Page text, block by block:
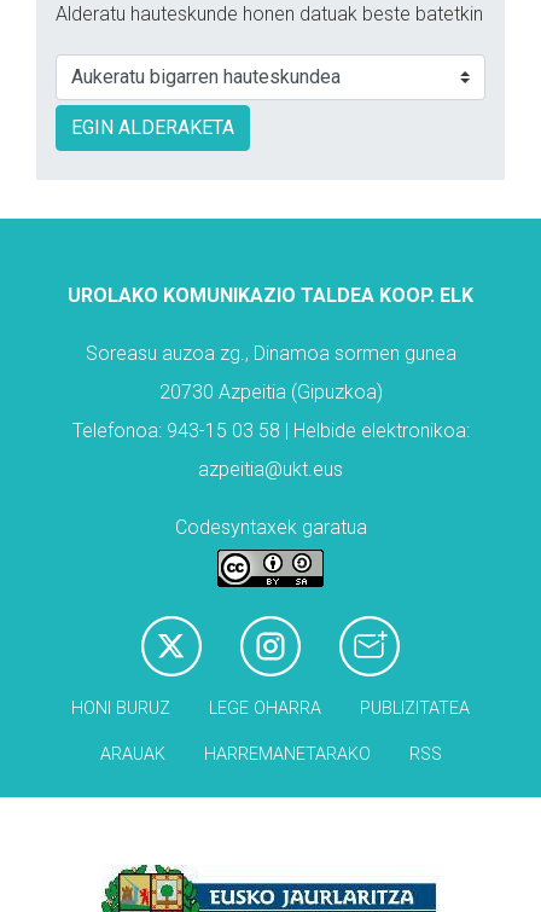
Alderatu hauteskunde honen datuak beste batetkin
EGIN ALDERAKETA
UROLAKO KOMUNIKAZIO TALDEA KOOP. ELK
Soreasu auzoa zg., Dinamoa sormen gunea
20730 Azpeitia (Gipuzkoa)
Telefonoa: 943-15 03 58 | Helbide elektronikoa:
azpeitia@ukt.eus
Codesyntaxek garatua
HONI BURUZ LEGE OHARRA PUBLIZITATEA
ARAUAK HARREMANETARAKO RSS